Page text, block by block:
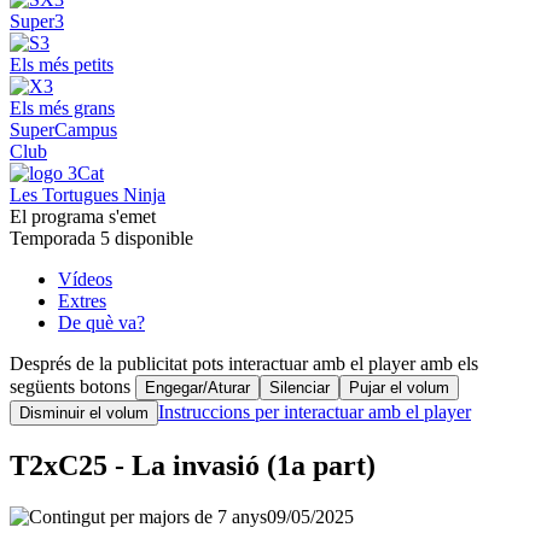
Super3
Els més petits
Els més grans
SuperCampus
Club
Les Tortugues Ninja
El programa s'emet
Temporada 5 disponible
Vídeos
Extres
De què va?
Després de la publicitat pots interactuar amb el player amb els
següents botons
Engegar/Aturar Silenciar
Pujar el volum
Disminuir el volum Instruccions per interactuar amb el player
T2xC25 - La invasió (1a part)
09/05/2025